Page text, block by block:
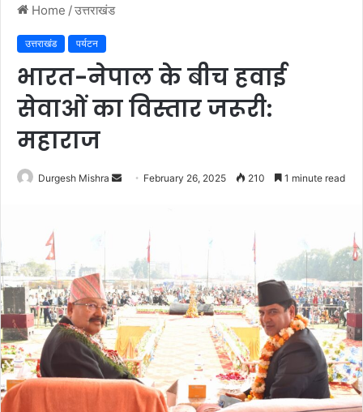
Home /उत्तराखंड
उत्तराखंड पर्यटन
भारत-नेपाल के बीच हवाई
सेवाओं का विस्तार जरूरी:
महाराज
Durgesh Mishra
Send February 26, 2025 210 1 minute read